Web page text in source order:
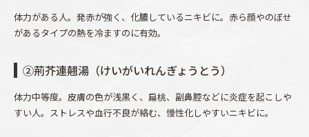
体力がある人。発赤が強く、化膿しているニキビに。赤ら顔やのぼせ
があるタイプの熱を冷ますのに有効。
②荊芥連翹湯（けいがいれんぎょうとう）
体力中等度。皮膚の色が浅黒く、扁桃、副鼻腔などに炎症を起こしや
すい人。ストレスや血行不良が絡む、慢性化しやすいニキビに。